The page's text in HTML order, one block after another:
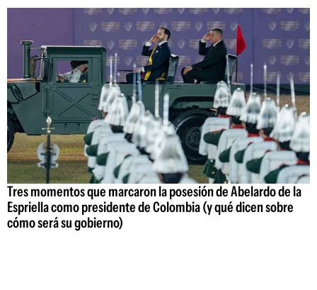
Tres momentos que marcaron la posesión de Abelardo de la
Espriella como presidente de Colombia (y qué dicen sobre
cómo será su gobierno)